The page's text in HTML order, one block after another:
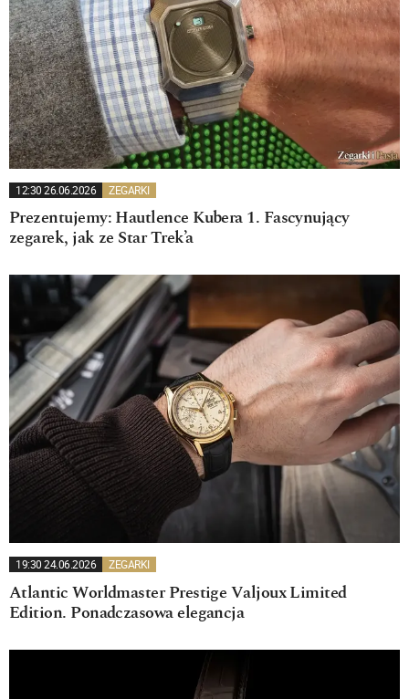
12:30 26.06.2026 ZEGARKI
Prezentujemy: Hautlence Kubera 1. Fascynujący
zegarek, jak ze Star Trek’a
19:30 24.06.2026 ZEGARKI
Atlantic Worldmaster Prestige Valjoux Limited
Edition. Ponadczasowa elegancja